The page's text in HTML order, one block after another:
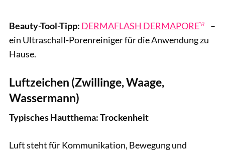
Beauty-Tool-Tipp: DERMAFLASH DERMAPORE
–
ein Ultraschall-Porenreiniger für die Anwendung zu
Hause.
Luftzeichen (Zwillinge, Waage,
Wassermann)
Typisches Hautthema: Trockenheit
Luft steht für Kommunikation, Bewegung und